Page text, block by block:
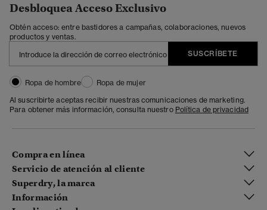
Desbloquea Acceso Exclusivo
Obtén acceso: entre bastidores a campañas, colaboraciones, nuevos
productos y ventas.
SUSCRÍBETE
Ropa de hombre
Ropa de mujer
Al suscribirte aceptas recibir nuestras comunicaciones de marketing.
Para obtener más información, consulta nuestro Política de privacidad
Compra en línea
Servicio de atención al cliente
Superdry, la marca
Información